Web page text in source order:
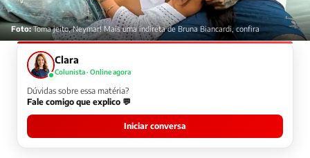
Foto:Toma jeito, Neymar! Mais uma indireta de Bruna Biancardi, confira
Clara
Colunista · Online agora
Dúvidas sobre essa matéria?
Fale comigo que explico 💬
Iniciar conversa